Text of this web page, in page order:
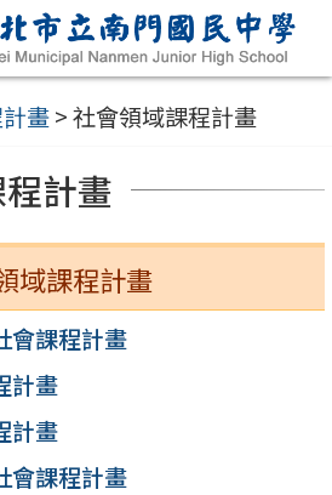
畫>社會領域課程計畫
計畫
域課程計畫
會課程計畫
計畫
計畫
會課程計畫